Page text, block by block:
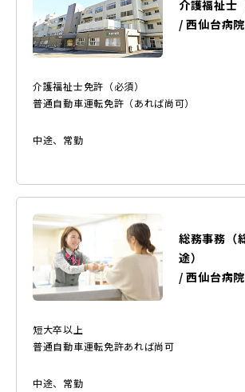
介護福祉士
/西仙台病院
介護福祉士免許（必須）
普通自動車運転免許（あれば尚可）
中途、 常勤
総務事務（
途）
/西仙台病院
短大卒以上
普通自動車運転免許あれば尚可
中途、 常勤